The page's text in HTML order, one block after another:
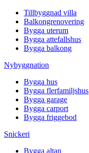
Tillbyggnad villa
Balkongrenovering
Bygga uterum
Bygga attefallshus
Bygga balkong
Nybyggnation
Bygga hus
Bygga flerfamiljshus
Bygga garage
Bygga carport
Bygga friggebod
Snickeri
Bygga altan